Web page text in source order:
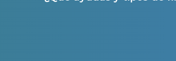
Asistencia audiológica a domicilio